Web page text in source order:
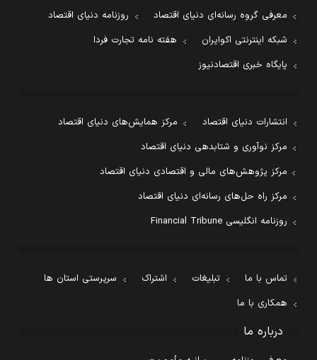
معرفی گروه رسانه‌ای دنیای اقتصاد
روزنامه دنیای اقتصاد
شبکه اینترنتی اکوایران
هفته نامه تجارت فردا
پایگاه خبری اقتصادنیوز
انتشارات دنیای اقتصاد
مرکز همایش‌های دنیای اقتصاد
مرکز نوآوری و شتابدهی دنیای اقتصاد
مرکز پژوهش‌های مالی و اقتصادی دنیای اقتصاد
مرکز راه حل‌های رسانه‌ای دنیای اقتصاد
روزنامه انگلیسی Financial Tribune
تماس با ما تبلیغات اشتراک
سرپرستی استان ها
همکاری با ما
درباره ما